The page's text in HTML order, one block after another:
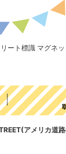
ート標識 マグネ
アメリカ道